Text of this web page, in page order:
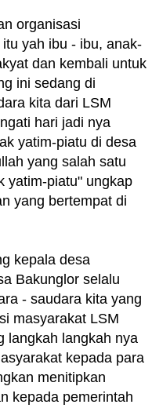
organisasi
yah ibu - ibu, anak-
dan kembali untuk
ini sedang di
kita dari LSM
hari jadi nya
yatim-piatu di desa
yang salah satu
yatim-piatu" ungkap
yang bertempat di
kepala desa
Bakunglor selalu
- saudara kita yang
masyarakat LSM
langkah langkah nya
kepada para
menitipkan
kepada pemerintah